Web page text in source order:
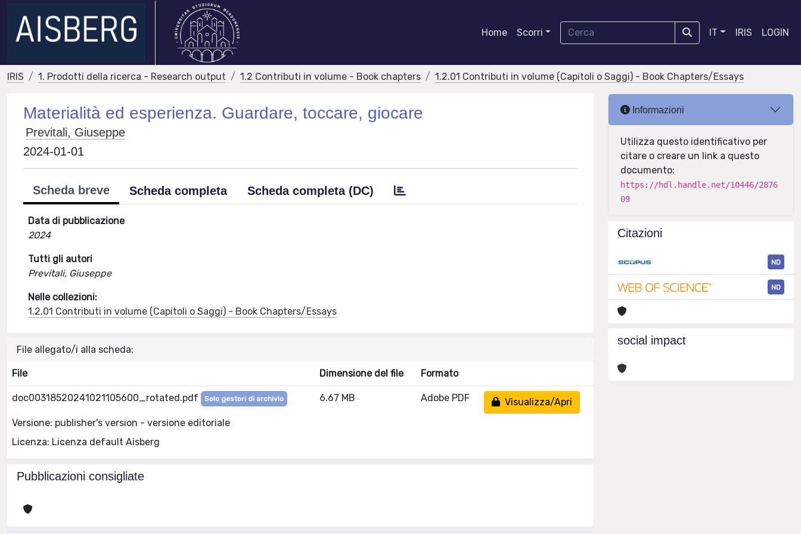
Home Scorri IT IRIS LOGIN
IRIS 1. Prodotti della ricerca - Research output 1.2 Contributi in volume - Book chapters 1.2.01 Contributi in volume (Capitoli o Saggi) - Book Chapters/Essays
Materialità ed esperienza. Guardare, toccare, giocare
Previtali, Giuseppe
2024-01-01
Scheda breve Scheda completa Scheda completa (DC)
Data di pubblicazione
2024
Tutti gli autori
Previtali, Giuseppe
Nelle collezioni:
1.2.01 Contributi in volume (Capitoli o Saggi) - Book Chapters/Essays
File allegato/i alla scheda:
File Dimensione del file Formato
doc00318520241021105600_rotated.pdf Solo gestori di archivio
Versione: publisher's version - versione editoriale
Licenza: Licenza default Aisberg
6.67 MB Adobe PDF Visualizza/Apri
Pubblicazioni consigliate
Informazioni
Utilizza questo identificativo per
citare o creare un link a questo
documento:
https://hdl.handle.net/10446/2876
09
Citazioni
ND
ND
social impact